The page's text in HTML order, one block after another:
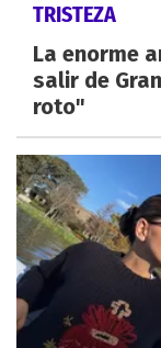
TRISTEZA
La enorme
salir de
roto"